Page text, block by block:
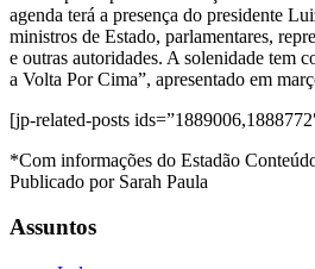
agenda terá a presença do presidente
ministros de Estado, parlamentares,
e outras autoridades. A solenidade tem
a Volta Por Cima”, apresentado em
[jp-related-posts
*Com informações do Estadão
Publicado por Sarah Paula
Assuntos